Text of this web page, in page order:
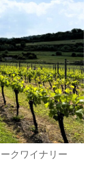
クワイナリー